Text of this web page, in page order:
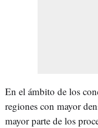
En el ámbito de los
regiones con mayor
mayor parte de los